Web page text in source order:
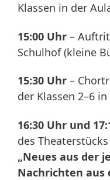
Klassen in der
15:00 Uhr –
Schulhof (kleine
15:30 Uhr –
der Klassen 2–6
16:30 Uhr und
des
„Neues aus der
Nachrichten aus